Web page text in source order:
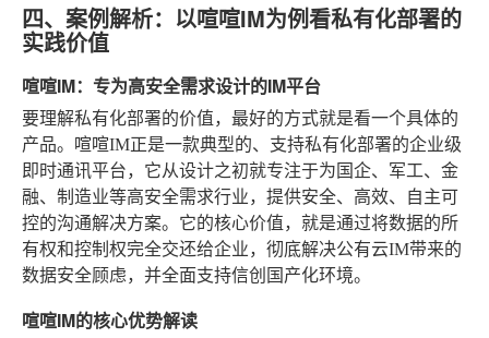
四、案例解析：以喧喧IM为例看私有化部署的
实践价值
喧喧IM：专为高安全需求设计的IM平台
要理解私有化部署的价值，最好的方式就是看一个具体的
产品。喧喧IM正是一款典型的、支持私有化部署的企业级
即时通讯平台，它从设计之初就专注于为国企、军工、金
融、制造业等高安全需求行业，提供安全、高效、自主可
控的沟通解决方案。它的核心价值，就是通过将数据的所
有权和控制权完全交还给企业，彻底解决公有云IM带来的
数据安全顾虑，并全面支持信创国产化环境。
喧喧IM的核心优势解读